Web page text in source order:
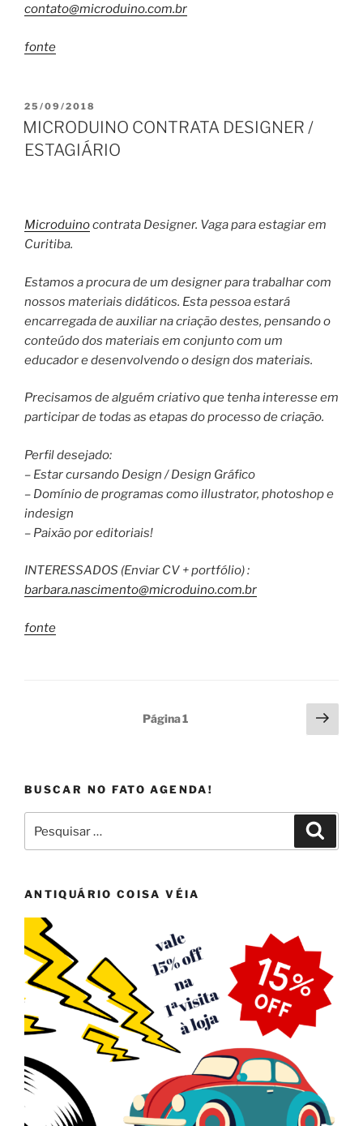
contato@microduino.com.br
fonte
PUBLICADO
EM
25/09/2018
MICRODUINO CONTRATA DESIGNER /
ESTAGIÁRIO
Microduinocontrata Designer. Vaga para estagiar em
Curitiba.
Estamos a procura de um designer para trabalhar com
nossos materiais didáticos. Esta pessoa estará
encarregada de auxiliar na criação destes, pensando o
conteúdo dos materiais em conjunto com um
educador e desenvolvendo o design dos materiais.
Precisamos de alguém criativo que tenha interesse em
participar de todas as etapas do processo de criação.
Perfil desejado:
– Estar cursando Design / Design Gráfico
– Domínio de programas como illustrator, photoshop e
indesign
– Paixão por editoriais!
INTERESSADOS (Enviar CV + portfólio) :
barbara.nascimento@microduino.com.br
fonte
Página1
BUSCAR NO FATO AGENDA!
por:
ANTIQUÁRIO COISA VÉIA